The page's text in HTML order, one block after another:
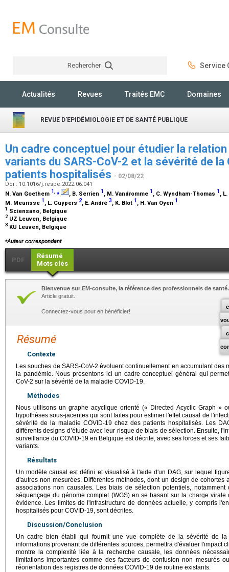
Rechercher Service
Actualités Revues Traités EMC Domaines
REVUE D'EPIDÉMIOLOGIE ET DE SANTÉ PUBLIQUE
Un cadre conceptuel pour étudier la
variants du SARS-CoV-2 et la sévérité de la
patients hospitalisés - 02/08/22
Doi : 10.1016/j.respe.2022.06.041
N. Van Goethem 1,⁎ , B. Serrien 1 , M. Vandromme 1 , C. Wyndham-Thomas 1 ,
M. Meurisse 1 , L. Cuypers 2, E. André 3, K. Blot 1 , H. Van Oyen 1
1 Sciensano, Belgique
2 UZ Leuven, Belgique
3 KU Leuven, Belgique
⁎Auteur correspondant
PDF
Résumé
Mots clés
Bienvenue sur EM-consulte, la référence des professionnels de santé.
Article gratuit.
Connectez-vous pour en bénéficier!
Résumé
Contexte
Les souches de SARS-CoV-2 évoluent continuellement en accumulant des
la pandémie. Nous présentons ici un cadre conceptuel général qui
CoV-2 sur la sévérité de la maladie COVID-19.
Méthodes
Nous utilisons un graphe acyclique orienté (« Directed Acyclic Graph »
hypothèses sous-jacentes qui sont faites pour estimer l'effet causal de
sévérité de la maladie COVID-19 chez des patients hospitalisés. Les
différents designs d’étude avec leur risque de biais de sélection. Ensuite,
surveillance du COVID-19 en Belgique est décrite, avec ses forces et ses
variants.
Résultats
Un modèle causal est défini et visualisé à l'aide d'un DAG, sur lequel
d'autres non mesurées. Différentes méthodes, dont un design de
associations non causales. Les biais de sélection potentiels,
séquençage du génome complet (WGS) en se basant sur la charge
évidence. Les limites de l'infrastructure de données actuelle, y compris
hospitalisés pour COVID-19, sont décrites.
Discussion/Conclusion
Un cadre bien établi qui fournit une vue complète de la sévérité de la
informations provenant de différentes sources, permettra d'évaluer l'impact
montre la complexité liée à la recherche causale, les données
limitations importantes comme des facteurs de confusion non mesurés
réorientation des registres de données COVID-19 de routine existants.